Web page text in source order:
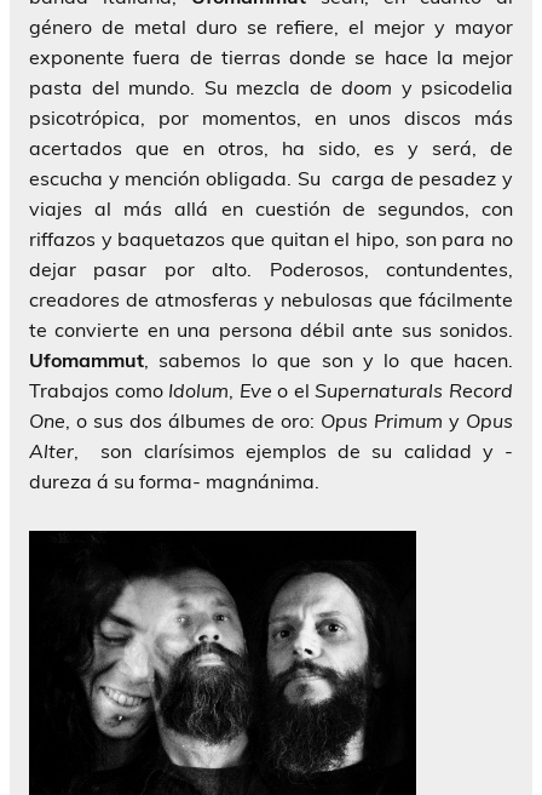
género de metal duro se refiere, el mejor y mayor
exponente fuera de tierras donde se hace la mejor
pasta del mundo. Su mezcla de doom y psicodelia
psicotrópica, por momentos, en unos discos más
acertados que en otros, ha sido, es y será, de
escucha y mención obligada. Su carga de pesadez y
viajes al más allá en cuestión de segundos, con
riffazos y baquetazos que quitan el hipo, son para no
dejar pasar por alto. Poderosos, contundentes,
creadores de atmosferas y nebulosas que fácilmente
te convierte en una persona débil ante sus sonidos.
Ufomammut, sabemos lo que son y lo que hacen.
Trabajos como Idolum, Eve o elSupernaturals Record
One, o sus dos álbumes de oro: Opus Primum y Opus
Alter, son clarísimos ejemplos de su calidad y -
dureza á su forma- magnánima.